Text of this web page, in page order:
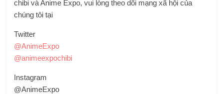
chibi và Anime Expo, vui lòng theo dõi mạng xã hội của
chúng tôi tại
Twitter
@AnimeExpo
@animeexpochibi
Instagram
@AnimeExpo